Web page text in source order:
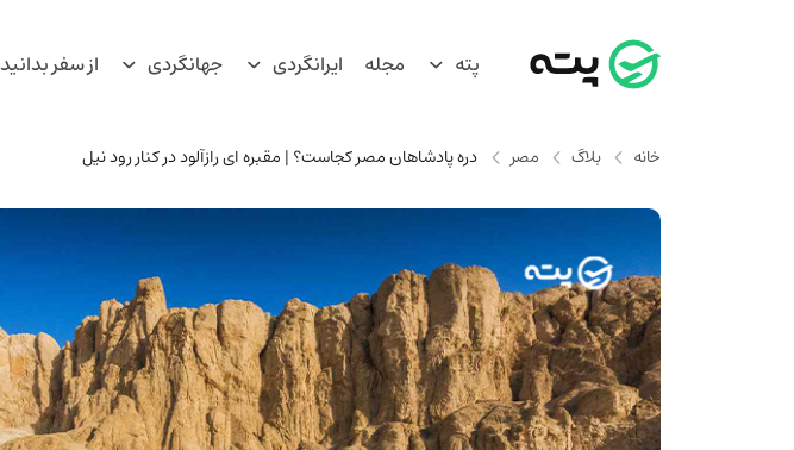
پته مجله ایرانگردی جهانگردی از سفر بدانید
خانه بلاگ مصر دره پادشاهان مصر کجاست؟ | مقبره ای رازآلود در کنار رود نیل